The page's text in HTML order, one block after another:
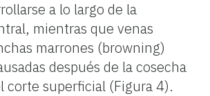
a lo largo de la
mientras que venas
marrones (browning)
después de la cosecha
corte superficial (Figura 4).